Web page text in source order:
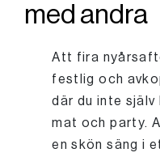
med andra
Att fira
festlig och
där du inte själv
mat och party.
en skön säng i